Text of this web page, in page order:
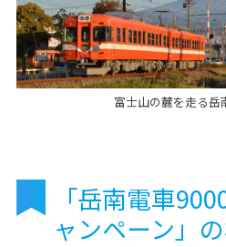
富士山の麓を走る岳
「岳南電車
ャンペーン」